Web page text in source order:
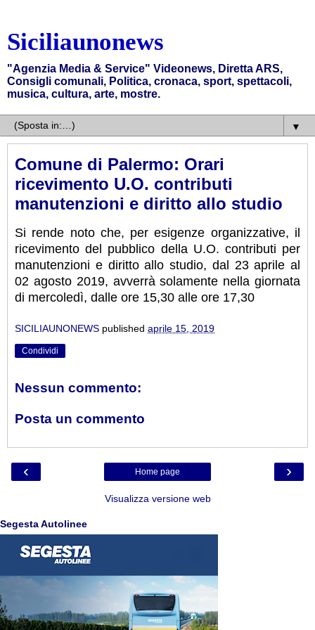
Siciliaunonews
"Agenzia Media & Service" Videonews, Diretta ARS,
Consigli comunali, Politica, cronaca, sport, spettacoli,
musica, cultura, arte, mostre.
▼
Comune di Palermo: Orari
ricevimento U.O. contributi
manutenzioni e diritto allo studio
Si rende noto che, per esigenze organizzative, il
ricevimento del pubblico della U.O. contributi per
manutenzioni e diritto allo studio, dal 23 aprile al
02 agosto 2019, avverrà solamente nella giornata
di mercoledì, dalle ore 15,30 alle ore 17,30
SICILIAUNONEWS published aprile 15, 2019
Condividi
Nessun commento:
Posta un commento
‹ ›
Home page
Visualizza versione web
Segesta Autolinee